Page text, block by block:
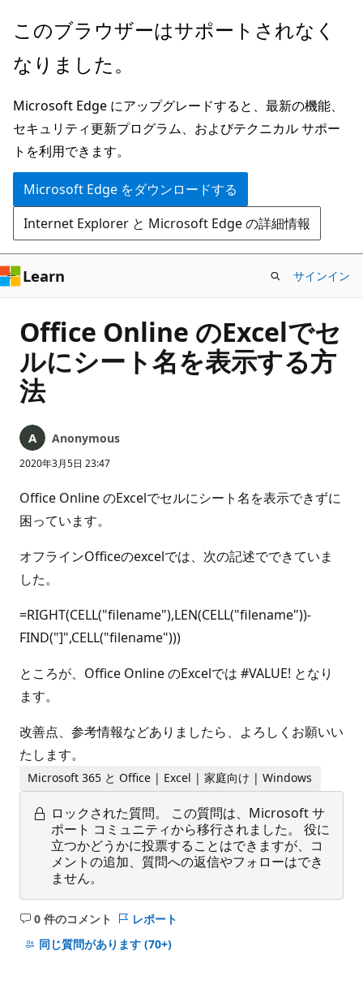
メ
ン
ン
テ
ン
ツ
に
ス
キ
ッ
プ
このブラウザーはサポートされなく
なりました。
Microsoft Edge にアップグレードすると、最新の機能、
セキュリティ更新プログラム、およびテクニカル サポー
トを利用できます。
Microsoft Edge をダウンロードする
Internet Explorer と Microsoft Edge の詳細情報
Learn サインイン
Office Online のExcelでセ
ルにシート名を表示する方
法
Anonymous
2020年3月5日 23:47
Office Online のExcelでセルにシート名を表示できずに
困っています。
オフラインOfficeのexcelでは、次の記述でできていま
した。
=RIGHT(CELL("filename"),LEN(CELL("filename"))-
FIND("]",CELL("filename")))
ところが、Office Online のExcelでは #VALUE! となり
ます。
改善点、参考情報などありましたら、よろしくお願いい
たします。
Microsoft 365 と Office | Excel | 家庭向け | Windows
ロックされた質問。
この質問は、Microsoft サ
ポート コミュニティから移行されました。 役に
立つかどうかに投票することはできますが、コ
メントの追加、質問への返信やフォローはでき
ません。
0 件のコメント
コ
メ
レポート
同じ質問があります (70+)